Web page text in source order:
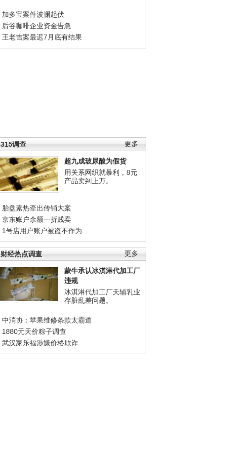
加多宝案件波澜起伏
后谷咖啡企业资金告急
王老吉案最迟7月底有结果
更多
315调查
超九成玻尿酸为假货
用关系网织就暴利，8元
产品卖到上万。
胎盘素热牵出传销大案
京东账户余额一折贱卖
1号店用户账户被盗不作为
更多
财经热点调查
蒙牛承认冰淇淋代加工厂
违规
冰淇淋代加工厂天辅乳业
存脏乱差问题。
中消协：苹果维修条款太霸道
1880元天价粽子调查
武汉家乐福涉嫌价格欺诈